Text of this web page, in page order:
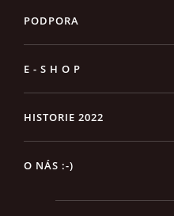
PODPORA
E - S H O P
HISTORIE 2022
O NÁS :-)